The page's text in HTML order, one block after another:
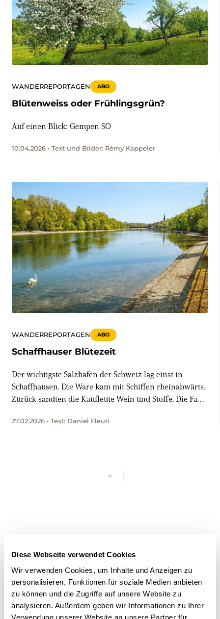
Diese Webseite verwendet Cookies
Wir verwenden Cookies, um Inhalte und Anzeigen zu
personalisieren, Funktionen für soziale Medien anbieten
zu können und die Zugriffe auf unsere Website zu
analysieren. Außerdem geben wir Informationen zu Ihrer
Verwendung unserer Website an unsere Partner für
WANDERREPORTAGEN ABO
Blütenweiss oder Frühlingsgrün?
Auf einen Blick: Gempen SO
10.04.2026 • Text und Bilder: Rémy Kappeler
WANDERREPORTAGEN ABO
Schaffhauser Blütezeit
Der wichtigste Salzhafen der Schweiz lag einst in
Schaffhausen. Die Ware kam mit Schiffen rheinabwärts.
Zurück sandten die Kaufleute Wein und Stoffe. Die Fahrt
Männer – davon erzählen heute historische
27.02.2026 • Text: Daniel Fleuti
WERBUNG